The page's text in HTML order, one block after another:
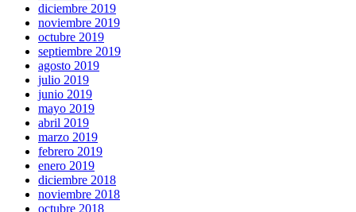
diciembre 2019
noviembre 2019
octubre 2019
septiembre 2019
agosto 2019
julio 2019
junio 2019
mayo 2019
abril 2019
marzo 2019
febrero 2019
enero 2019
diciembre 2018
noviembre 2018
octubre 2018